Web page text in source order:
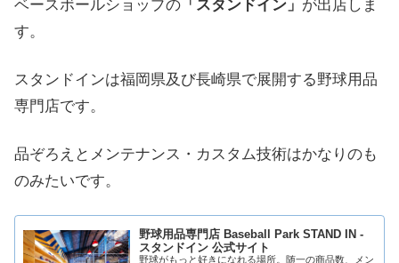
ベースボールショップの 「スタンドイン」 が出店しま
す。
スタンドインは福岡県及び長崎県で展開する野球用品
専門店です。
品ぞろえとメンテナンス・カスタム技術はかなりのも
のみたいです。
野球用品専門店 Baseball Park STAND IN -
スタンドイン 公式サイト
野球がもっと好きになれる場所。随一の商品数、メン